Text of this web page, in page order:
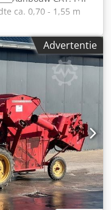
ca. 0,70 - 1,55 m
1,68 m
2,96 m Aantal
per arm 4
2x 16/6.50-
rotor
540 Aandrijfas met
Aandrijfasprofiel 1
uitrusting
ca. 520 kg Speciale
met LED-verlichting
8 Intern nummer
€8.211,00 Locatie
Advertentie